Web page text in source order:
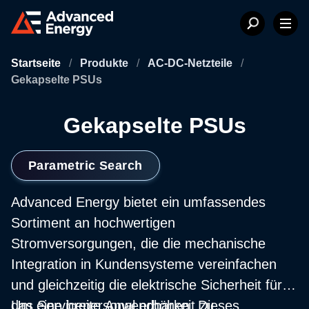
Startseite / Produkte / AC-DC-Netzteile
/
Gekapselte PSUs
Gekapselte PSUs
Parametric Search
Advanced Energy bietet ein umfassendes
Sortiment an hochwertigen
Stromversorgungen, die die mechanische
Integration in Kundensysteme vereinfachen
und gleichzeitig die elektrische Sicherheit für
das Servicepersonal erhöhen. Dieses
Um eine breite Anwendbarkeit zu